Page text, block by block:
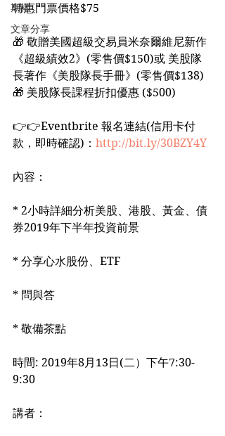
期權
文章分享
特惠門票價格$75
🎁 敬贈美國超級交易員米奈爾維尼新作
《超級績效2》(零售價$150)或 美股隊
長著作《美股隊長手冊》(零售價$138)
🎁 美股隊長課程折扣優惠 ($500)
👉👉Eventbrite 報名連結(信用卡付
款，即時確認)： http://bit.ly/30BZY4Y
內容：
* 2小時詳細分析美股、港股、黃金、債
券2019年下半年投資前景
* 分享心水股份、ETF
* 問與答
* 敬備茶點
時間: 2019年8月13日(二）下午7:30-
9:30
講者：